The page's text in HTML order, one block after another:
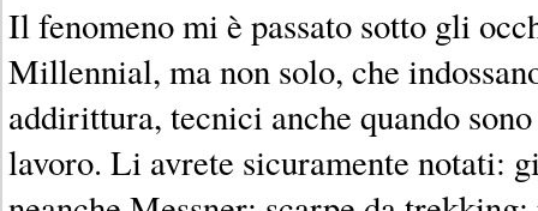
Il fenomeno mi è passato sotto gli
Millennial, ma non solo, che
addirittura, tecnici anche quando
lavoro. Li avrete sicuramente notati: